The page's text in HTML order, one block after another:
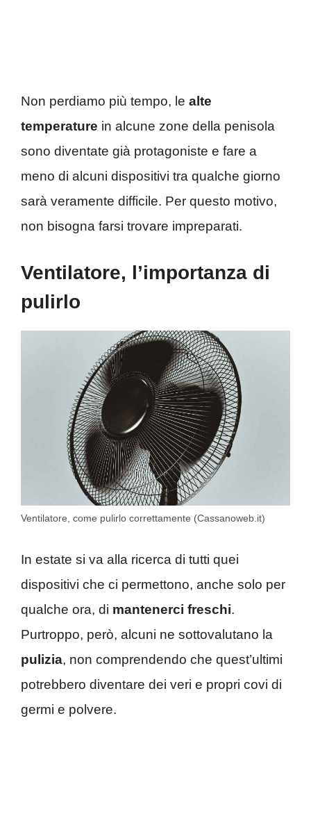
Non perdiamo più tempo, le alte
temperature in alcune zone della penisola
sono diventate già protagoniste e fare a
meno di alcuni dispositivi tra qualche giorno
sarà veramente difficile. Per questo motivo,
non bisogna farsi trovare impreparati.
Ventilatore, l’importanza di
pulirlo
Ventilatore, come pulirlo correttamente (Cassanoweb.it)
In estate si va alla ricerca di tutti quei
dispositivi che ci permettono, anche solo per
qualche ora, di mantenerci freschi.
Purtroppo, però, alcuni ne sottovalutano la
pulizia, non comprendendo che quest’ultimi
potrebbero diventare dei veri e propri covi di
germi e polvere.